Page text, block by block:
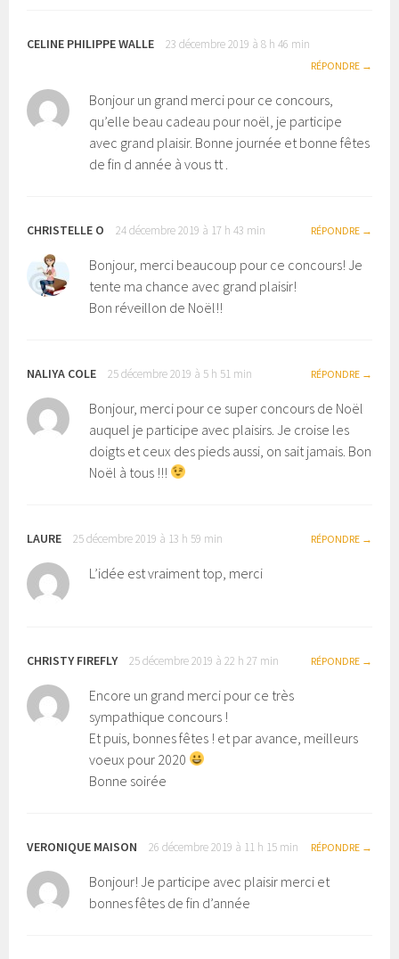
CELINE PHILIPPE WALLE 23 décembre 2019 à 8 h 46 min
RÉPONDRE
Bonjour un grand merci pour ce concours,
qu’elle beau cadeau pour noël, je participe
avec grand plaisir. Bonne journée et bonne fêtes
de fin d année à vous tt .
CHRISTELLE O 24 décembre 2019 à 17 h 43 min RÉPONDRE
Bonjour, merci beaucoup pour ce concours! Je
tente ma chance avec grand plaisir!
Bon réveillon de Noël!!
NALIYA COLE 25 décembre 2019 à 5 h 51 min RÉPONDRE
Bonjour, merci pour ce super concours de Noël
auquel je participe avec plaisirs. Je croise les
doigts et ceux des pieds aussi, on sait jamais. Bon
Noël à tous !!!
LAURE 25 décembre 2019 à 13 h 59 min RÉPONDRE
L’idée est vraiment top, merci
CHRISTY FIREFLY 25 décembre 2019 à 22 h 27 min RÉPONDRE
Encore un grand merci pour ce très
sympathique concours !
Et puis, bonnes fêtes ! et par avance, meilleurs
voeux pour 2020
Bonne soirée
VERONIQUE MAISON 26 décembre 2019 à 11 h 15 min RÉPONDRE
Bonjour! Je participe avec plaisir merci et
bonnes fêtes de fin d’année